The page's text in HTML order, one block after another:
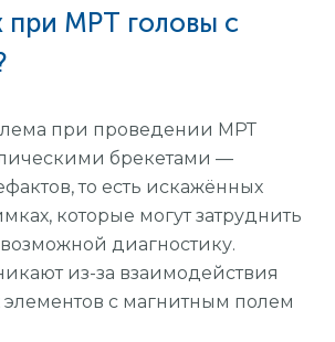
при МРТ головы с
при проведении МРТ
брекетами —
то есть искажённых
которые могут затруднить
диагностику.
из-за взаимодействия
элементов с магнитным полем